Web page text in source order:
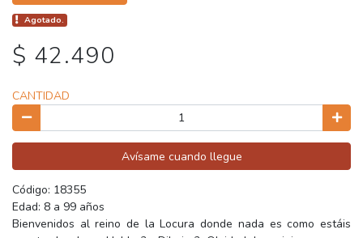
Agotado.
$ 42.490
CANTIDAD
Avísame cuando llegue
Código: 18355
Edad: 8 a 99 años
Bienvenidos al reino de la Locura donde nada es como estáis